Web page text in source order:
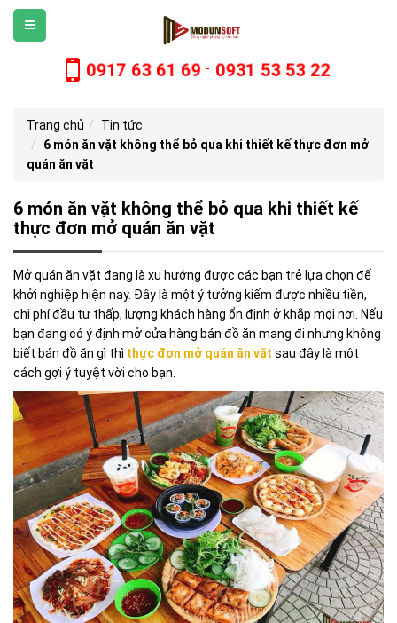
0917 63 61 69 - 0931 53 53 22
Trang chủ
Tin tức
6 món ăn vặt không thể bỏ qua khi thiết kế thực đơn mở
quán ăn vặt
6 món ăn vặt không thể bỏ qua khi thiết kế
thực đơn mở quán ăn vặt
Mở quán ăn vặt đang là xu hướng được các bạn trẻ lựa chọn để
khởi nghiệp hiện nay. Đây là một ý tưởng kiếm được nhiều tiền,
chi phí đầu tư thấp, lượng khách hàng ổn định ở khắp mọi nơi. Nếu
bạn đang có ý định mở cửa hàng bán đồ ăn mang đi nhưng không
biết bán đồ ăn gì thì thực đơn mở quán ăn vặt sau đây là một
cách gợi ý tuyệt vời cho bạn.